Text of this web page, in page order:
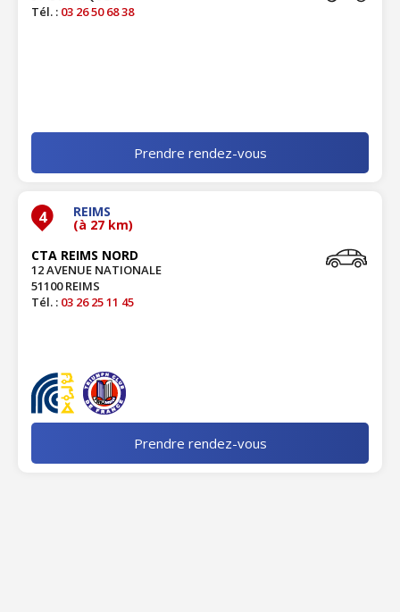
Tél. : 03 26 50 68 38
Prendre rendez-vous
4 REIMS
(à 27 km)
CTA REIMS NORD
12 AVENUE NATIONALE
51100 REIMS
Tél. : 03 26 25 11 45
Prendre rendez-vous